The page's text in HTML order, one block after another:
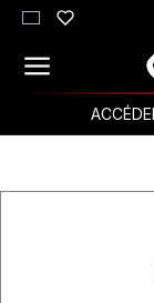
Passer au